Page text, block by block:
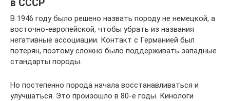
в СССР
В 1946 году было решено назвать породу не немецкой, а
восточно-европейской, чтобы убрать из названия
негативные ассоциации. Контакт с Германией был
потерян, поэтому сложно было поддерживать западные
стандарты породы.
Но постепенно порода начала восстанавливаться и
улучшаться. Это произошло в 80-е годы. Кинологи